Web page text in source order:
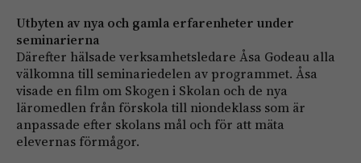
Utbyten av nya och gamla erfarenheter under
seminarierna
Därefter hälsade verksamhetsledare Åsa Godeau alla
välkomna till seminariedelen av programmet. Åsa
visade en film om Skogen i Skolan och de nya
läromedlen från förskola till niondeklass som är
anpassade efter skolans mål och för att mäta
elevernas förmågor.